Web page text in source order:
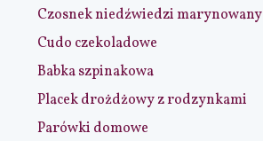
Czosnek niedźwiedzi marynowany
Cudo czekoladowe
Babka szpinakowa
Placek drożdżowy z rodzynkami
Parówki domowe